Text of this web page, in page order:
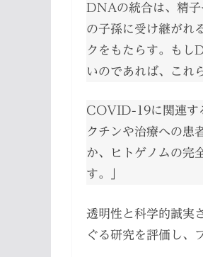
DNAの統合は、精
の子孫に受け継がれ
クをもたらす。も
いのであれば、これ
COVID-19に関連す
クチンや治療への患
か、ヒトゲノムの完
す。」
透明性と科学的誠実
ぐる研究を評価し、